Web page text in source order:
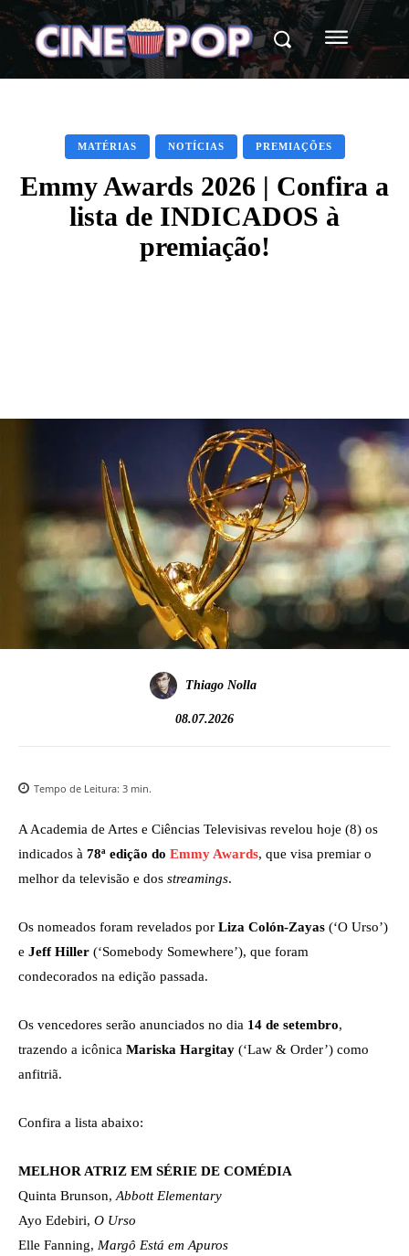
MATÉRIAS NOTÍCIAS PREMIAÇÕES
Emmy Awards 2026 | Confira a
lista de INDICADOS à
premiação!
Thiago Nolla
08.07.2026
Tempo de Leitura: 3 min.
A Academia de Artes e Ciências Televisivas revelou hoje (8) os
indicados à 78ª edição do Emmy Awards, que visa premiar o
melhor da televisão e dos streamings.
Os nomeados foram revelados por Liza Colón-Zayas (‘O Urso’)
e Jeff Hiller (‘Somebody Somewhere’), que foram
condecorados na edição passada.
Os vencedores serão anunciados no dia 14 de setembro,
trazendo a icônica Mariska Hargitay (‘Law & Order’) como
anfitriã.
Confira a lista abaixo:
MELHOR ATRIZ EM SÉRIE DE COMÉDIA
Quinta Brunson, Abbott Elementary
Ayo Edebiri, O Urso
Elle Fanning, Margô Está em Apuros